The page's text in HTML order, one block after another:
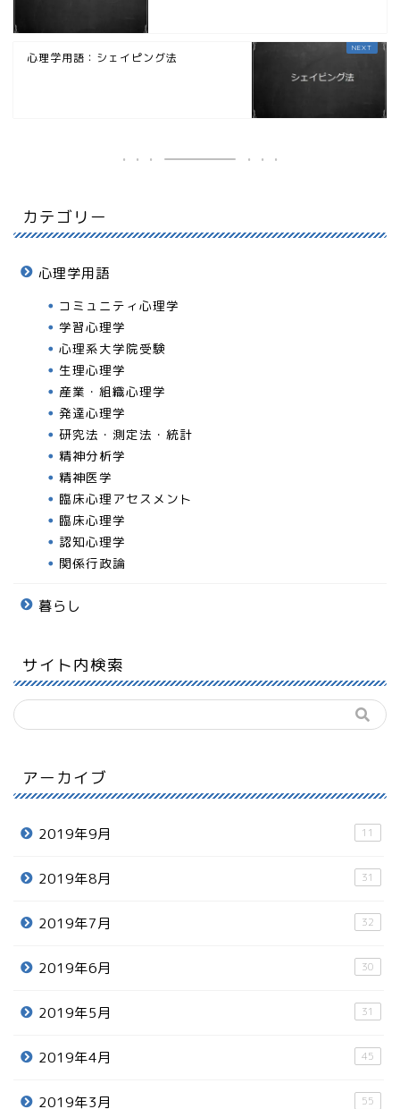
心理学用語：シェイピング法
カテゴリー
心理学用語
コミュニティ心理学
学習心理学
心理系大学院受験
生理心理学
産業・組織心理学
発達心理学
研究法・測定法・統計
精神分析学
精神医学
臨床心理アセスメント
臨床心理学
認知心理学
関係行政論
暮らし
サイト内検索
アーカイブ
2019年9月 11
2019年8月 31
2019年7月 32
2019年6月 30
2019年5月 31
2019年4月 45
2019年3月 55